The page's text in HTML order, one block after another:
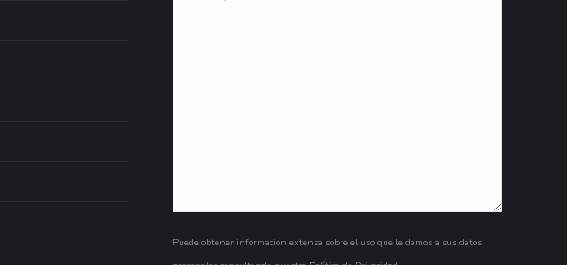
Puede obtener información extensa sobre el uso que le damos a sus datos